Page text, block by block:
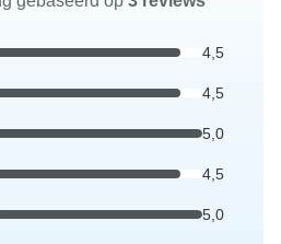
4,5
4,5
5,0
4,5
5,0